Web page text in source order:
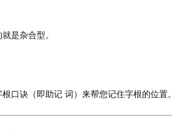
是杂合型。
口诀（即助记 词）来帮您记住字根的位置。